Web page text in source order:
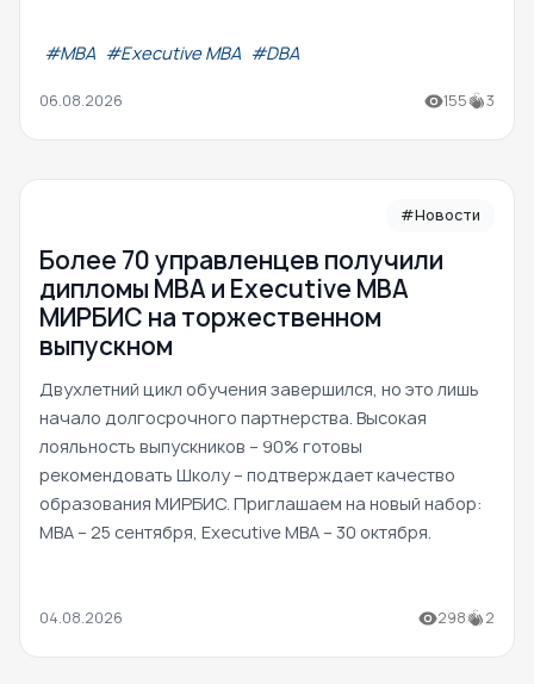
#МВА #Executive MBA #DBA
06.08.2026 155 3
#Новости
Более 70 управленцев получили
дипломы MBA и Executive MBA
МИРБИС на торжественном
выпускном
Двухлетний цикл обучения завершился, но это лишь
начало долгосрочного партнерства. Высокая
лояльность выпускников – 90% готовы
рекомендовать Школу – подтверждает качество
образования МИРБИС. Приглашаем на новый набор:
MBA – 25 сентября, Executive MBA – 30 октября.
04.08.2026 298 2